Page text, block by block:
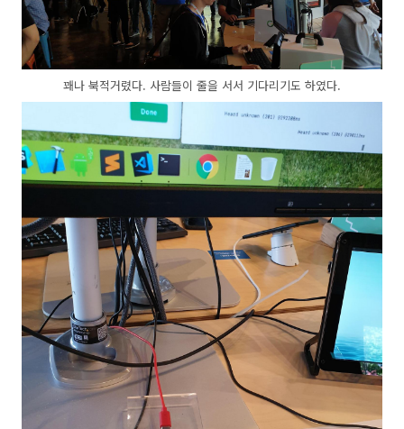
꽤나 북적거렸다. 사람들이 줄을 서서 기다리기도 하였다.